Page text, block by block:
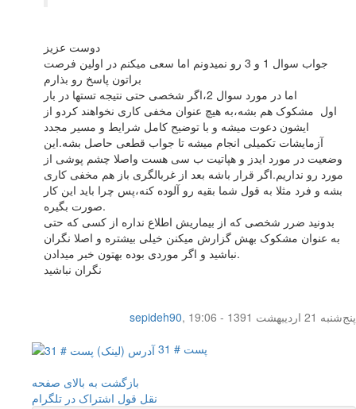
دوست عزیز
جواب سوال 1 و 3 رو نمیدونم اما سعی میکنم در اولین فرصت
براتون پاسخ رو بذارم
اما در مورد سوال 2،اگر شخصی حتی نتیجه تستها در بار
اول مشکوک هم بشه،به هیچ عنوان مخفی کاری نخواهند کردو از
ایشون دعوت میشه و با توضیح کامل شرایط و مسیر مجدد
آزمایشات تکمیلی انجام میشه تا جواب قطعی حاصل بشه.این
وضعیت در مورد ایدز و هپاتیت ب سی هست واصلا چشم پوشی از
مورد رو نداریم.اگر قرار باشه بعد از غربالگری باز هم مخفی کاری
بشه و فرد مثلا به قول شما بقیه رو آلوده کنه،پس چرا باید این کار
صورت بگیره.
بدونید ضرر شخصی که از بیماریش اطلاع نداره از کسی که حتی
به عنوان مشکوک بهش گزارش میکنن خیلی بیشتره و اصلا نگران
نباشید و اگر موردی بوده بهتون خبر میدادن.
نگران نباشید
sepideh90,
پنج‌شنبه 21 اردیبهشت 1391 - 19:06
پست # 31
بازگشت به بالای صفحه
نقل قول اشتراک در تلگرام